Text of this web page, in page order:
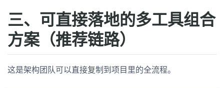
三、可直接落地的多工具组合
方案（推荐链路）
这是架构团队可以直接复制到项目里的全流程。